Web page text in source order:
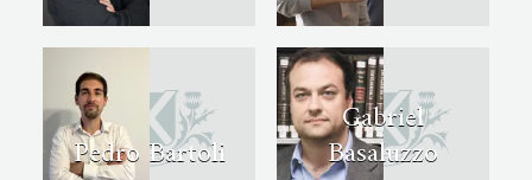
Pedro Bartoli
Gabriel
Basaluzzo